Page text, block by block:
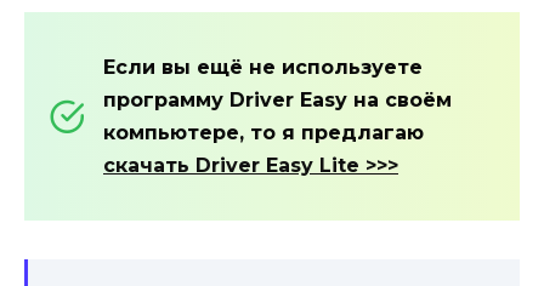
Если вы ещё не используете
программу Driver Easy на своём
компьютере, то я предлагаю
скачать Driver Easy Lite >>>